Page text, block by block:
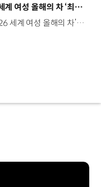
현대자동차 아이오닉 9, 세계 여성 올해의 차 ‘최고의 대형 SUV’ 수상
현대차 아이오닉 9이 ‘2026 세계 여성 올해의 차’에서 ‘최고의 대형 SUV’ 부문을 수상했습니다. ‘세계 여성 올해의 차’는 매년 5개 대륙, 54개국 84명의 여성 자동차 기자들이 안전성, 품질, 디자인 등을 평가해 총 6개 부문에서 최고의 차량을 선정하는데요. 아이오닉 9은 탑승자의 편안함을 고려한 설계와 동급 최대 수준의 실내 공간, 500km가 넘는 넉넉한 1회 충전 시 주행가능거리 등을 갖춰 ‘최고의 대형 SUV’에 선정됐습니다. 현대차는 이번 수상으로 지난해 싼타페에 이어 ‘최고의 대형 SUV’ 부문을 2년 연속 수상하며 SUV 라인업의 뛰어난 상품 경쟁력을 다시 한번 입증했습니다.